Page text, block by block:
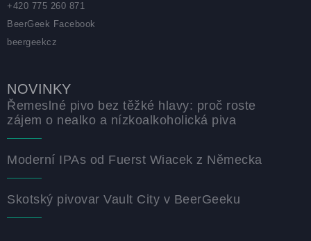
+420 775 260 871
BeerGeek Facebook
beergeekcz
NOVINKY
Řemeslné pivo bez těžké hlavy: proč roste
zájem o nealko a nízkoalkoholická piva
Moderní IPAs od Fuerst Wiacek z Německa
Skotský pivovar Vault City v BeerGeeku